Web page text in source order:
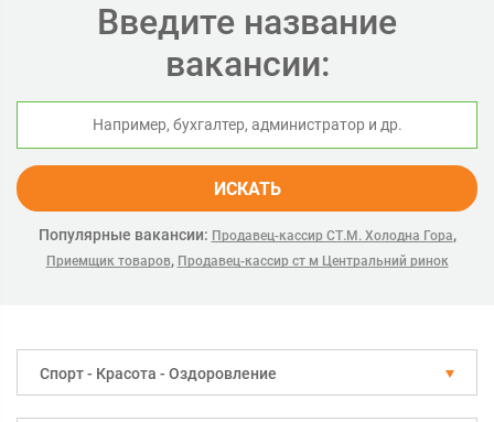
Введите название
вакансии:
ИСКАТЬ
Популярные вакансии: Продавец-кассир СТ.М. Холодна Гора,
Приемщик товаров, Продавец-кассир ст м Центральний ринок
Спорт - Красота - Оздоровление